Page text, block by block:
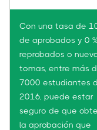
Con una tasa de
de aprobados y 0
reprobados o
tomas, entre más
7000 estudiantes
2016, puede estar
seguro de que
la aprobación que